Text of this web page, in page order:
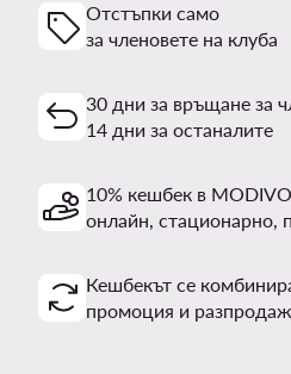
Отстъпки само
за членовете на клуба
30 дни за връщане за
14 дни за останалите
10% кешбек в
онлайн, стационарно,
Кешбекът се
промоция и